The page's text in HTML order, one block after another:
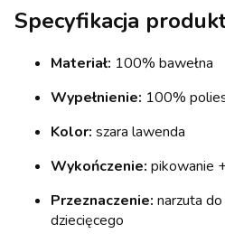
Specyfikacja
Materiał: 100% bawełna
Wypełnienie: 100%
Kolor: szara lawenda
Wykończenie: pikowanie
Przeznaczenie: narzuta
dziecięcego